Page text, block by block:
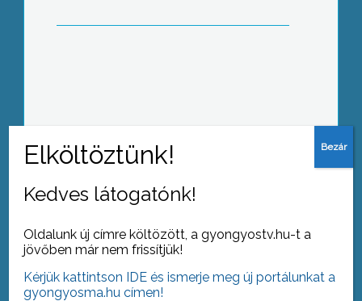
Domborművet és emléktáblát is
avattak a jászárokszállási Széchenyi
születésének 221. évfordulóján
Kedves látogatónk!
Oldalunk új címre költözött, a gyongyostv.hu-t a
jövőben már nem frissítjük!
Kérjük kattintson IDE és ismerje meg új portálunkat a
gyongyosma.hu címen!